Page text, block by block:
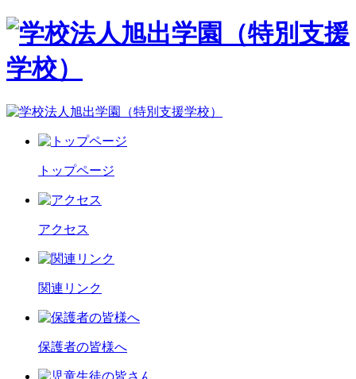
トップページ
アクセス
関連リンク
保護者の皆様へ